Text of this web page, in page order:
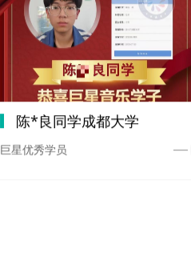
陈*良同学成都大学
巨星优秀学员